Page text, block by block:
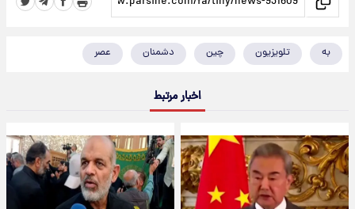
به تلویزیون چین دشمنان عصر
اخبار مرتبط